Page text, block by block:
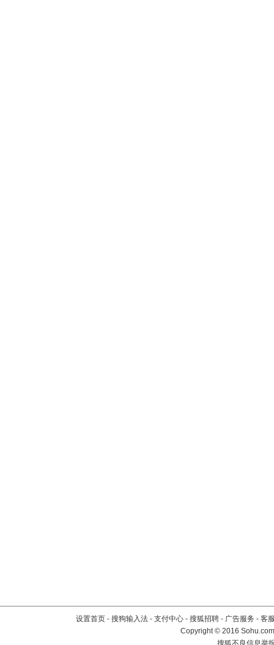
设置首页 - 搜狗输入法 - 支付中心 - 搜狐招聘 - 广告服务 - 客
Copyright©2016
搜狐不良信息举